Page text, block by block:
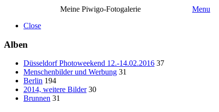
Meine Piwigo-Fotogalerie
Menu
Close
Alben
Düsseldorf Photoweekend 12.-14.02.2016 37
Menschenbilder und Werbung 31
Berlin 194
2014, weitere Bilder 30
Brunnen 31